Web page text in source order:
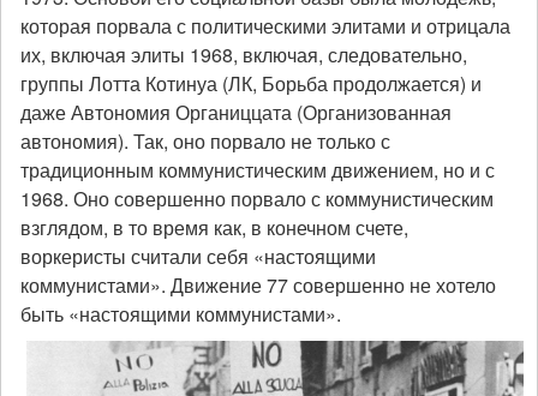
которая порвала с политическими элитами и отрицала
их, включая элиты 1968, включая, следовательно,
группы Лотта Котинуа (ЛК, Борьба продолжается) и
даже Автономия Органиццата (Организованная
автономия). Так, оно порвало не только с
традиционным коммунистическим движением, но и с
1968. Оно совершенно порвало с коммунистическим
взглядом, в то время как, в конечном счете,
воркеристы считали себя «настоящими
коммунистами». Движение 77 совершенно не хотело
быть «настоящими коммунистами».